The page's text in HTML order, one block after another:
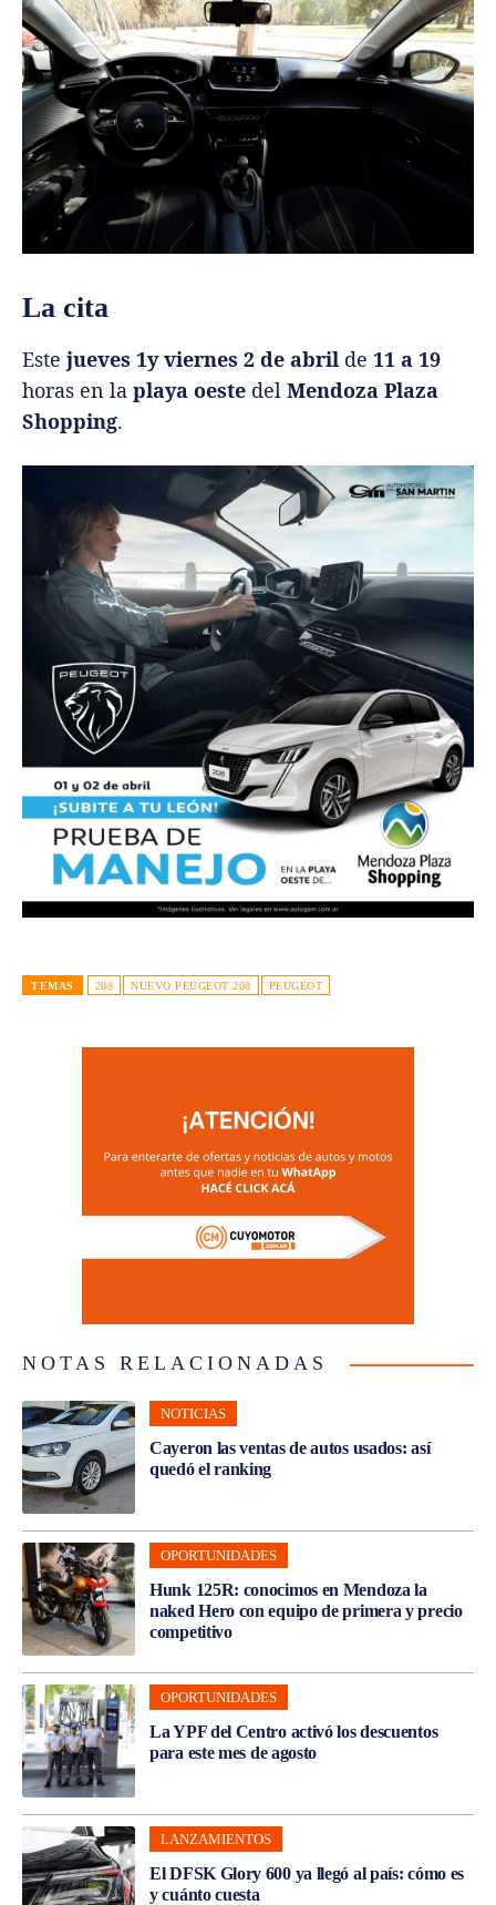
La cita
Este jueves 1y viernes 2 de abril de 11 a 19
horas en la playa oeste del Mendoza Plaza
Shopping.
TEMAS 208 NUEVO PEUGEOT 208 PEUGEOT
NOTAS RELACIONADAS
NOTICIAS
Cayeron las ventas de autos usados: así
quedó el ranking
OPORTUNIDADES
Hunk 125R: conocimos en Mendoza la
naked Hero con equipo de primera y precio
competitivo
OPORTUNIDADES
La YPF del Centro activó los descuentos
para este mes de agosto
LANZAMIENTOS
El DFSK Glory 600 ya llegó al país: cómo es
y cuánto cuesta